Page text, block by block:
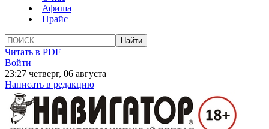
Афиша
Прайс
Читать в PDF
Войти
23:27 четверг, 06 августа
Написать в редакцию